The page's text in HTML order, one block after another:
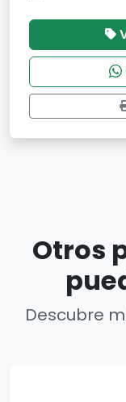
Otros
Descubre